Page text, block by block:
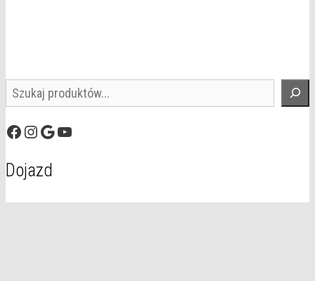
Szukaj
Facebook
Instagram
GoogleYouTube
Dojazd